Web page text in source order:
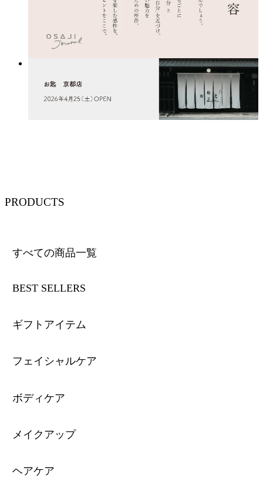
PRODUCTS
すべての商品一覧
BEST SELLERS
ギフトアイテム
フェイシャルケア
ボディケア
メイクアップ
ヘアケア